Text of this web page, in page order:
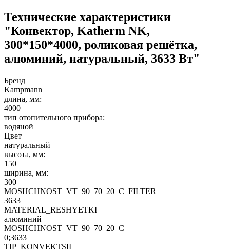
Технические характеристики
"Конвектор, Katherm NK,
300*150*4000, роликовая решётка,
алюминий, натуральный, 3633 Вт"
Бренд
Kampmann
длина, мм:
4000
тип отопительного прибора:
водяной
Цвет
натуральный
высота, мм:
150
ширина, мм:
300
MOSHCHNOST_VT_90_70_20_C_FILTER
3633
MATERIAL_RESHYETKI
алюминий
MOSHCHNOST_VT_90_70_20_C
0;3633
TIP_KONVEKTSII